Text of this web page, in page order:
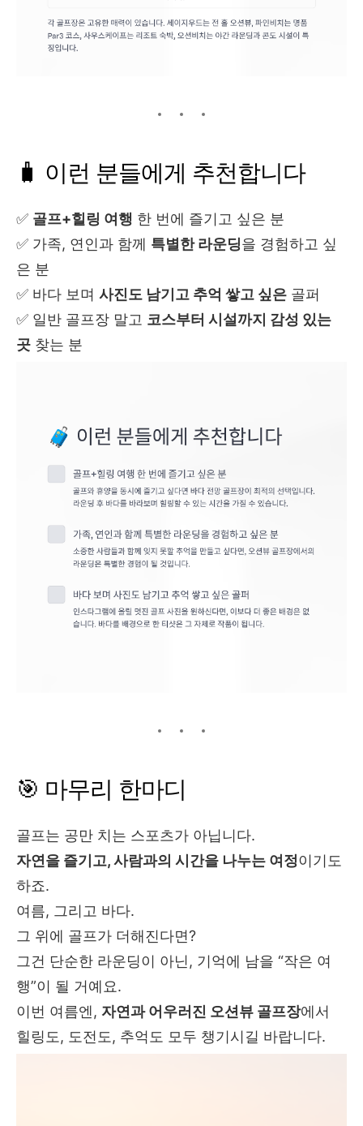
🧳 이런 분들에게 추천합니다
✅ 골프+힐링 여행 한 번에 즐기고 싶은 분
✅ 가족, 연인과 함께 특별한 라운딩을 경험하고 싶
은 분
✅ 바다 보며 사진도 남기고 추억 쌓고 싶은 골퍼
✅ 일반 골프장 말고 코스부터 시설까지 감성 있는
곳 찾는 분
🎯 마무리 한마디
골프는 공만 치는 스포츠가 아닙니다.
자연을 즐기고, 사람과의 시간을 나누는 여정이기도
하죠.
여름, 그리고 바다.
그 위에 골프가 더해진다면?
그건 단순한 라운딩이 아닌, 기억에 남을 “작은 여
행”이 될 거예요.
이번 여름엔, 자연과 어우러진 오션뷰 골프장에서
힐링도, 도전도, 추억도 모두 챙기시길 바랍니다.